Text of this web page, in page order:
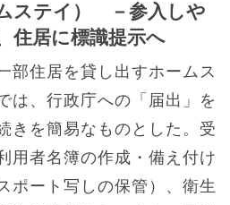
ステイ） －参入しや
住居に標識提示へ
部住居を貸し出すホームス
は、行政庁への「届出」を
きを簡易なものとした。受
用者名簿の作成・備え付け
ポート写しの保管）、衛生